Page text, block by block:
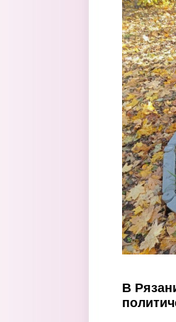
Перейти к основному содержанию
В